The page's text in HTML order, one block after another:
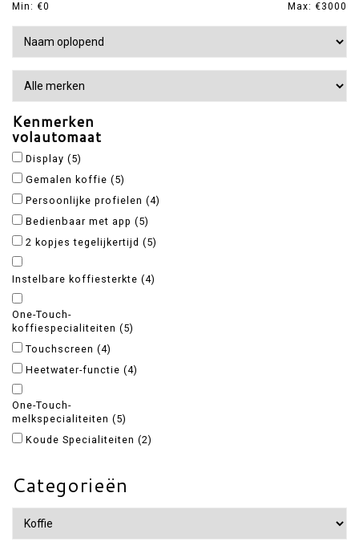
Min: €0 Max: €3000
Kenmerken
volautomaat
Display (5)
Gemalen koffie (5)
Persoonlijke profielen (4)
Bedienbaar met app (5)
2 kopjes tegelijkertijd (5)
Instelbare koffiesterkte (4)
One-Touch-
koffiespecialiteiten (5)
Touchscreen (4)
Heetwater-functie (4)
One-Touch-
melkspecialiteiten (5)
Koude Specialiteiten (2)
Categorieën